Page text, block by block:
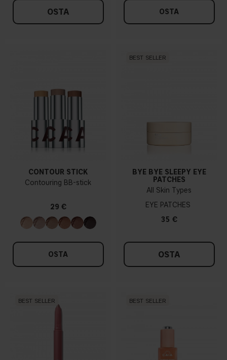
OSTA OSTA
CONTOUR STICK
Contouring BB-stick
29 €
OSTA
BEST SELLER
BYE BYE SLEEPY EYE
PATCHES
All Skin Types
EYE PATCHES
35 €
OSTA
BEST SELLER BEST SELLER